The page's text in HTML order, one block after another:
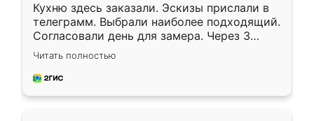
Кухню здесь заказали. Эскизы прислали в
телеграмм. Выбрали наиболее подходящий.
Согласовали день для замера. Через 3
недели кухня была уже готова. Остались
довольны работой. Спасибо Ренессанс
мебель за качественную работу!
Читать полностью